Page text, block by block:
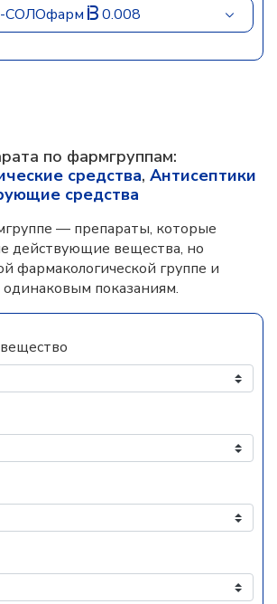
СОЛОфарм 0.008
по фармгруппам:
средства, Антисептики
средства
— препараты, которые
действующие вещества, но
фармакологической группе и
показаниям.